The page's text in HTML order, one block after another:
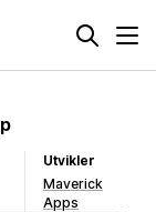
Utvikler
Maverick
Apps